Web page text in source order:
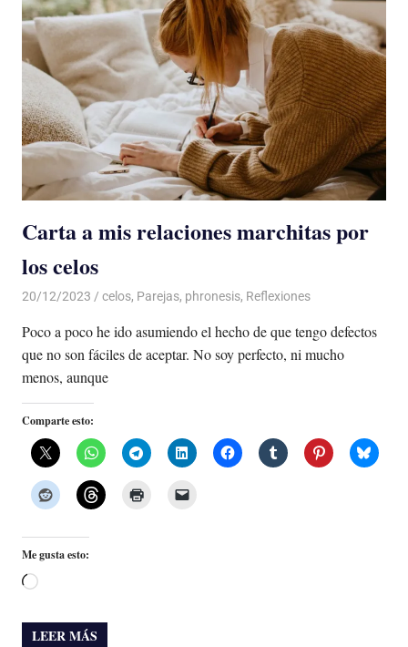
Carta a mis relaciones marchitas por
los celos
20/12/2023 De todo un Poco
celos, Parejas, phronesis, Reflexiones
Poco a poco he ido asumiendo el hecho de que tengo defectos
que no son fáciles de aceptar. No soy perfecto, ni mucho
menos, aunque
Comparte esto:
Me gusta esto:
Cargando...
LEER MÁS